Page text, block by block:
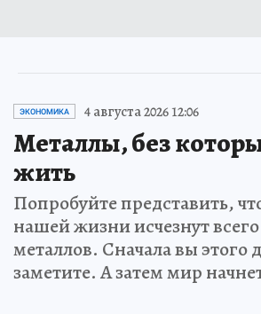
ЭКОНОМИКА 4 августа 2026 12:06
Металлы, без
жить
Попробуйте представить,
нашей жизни исчезнут
металлов. Сначала вы этого
заметите. А затем мир